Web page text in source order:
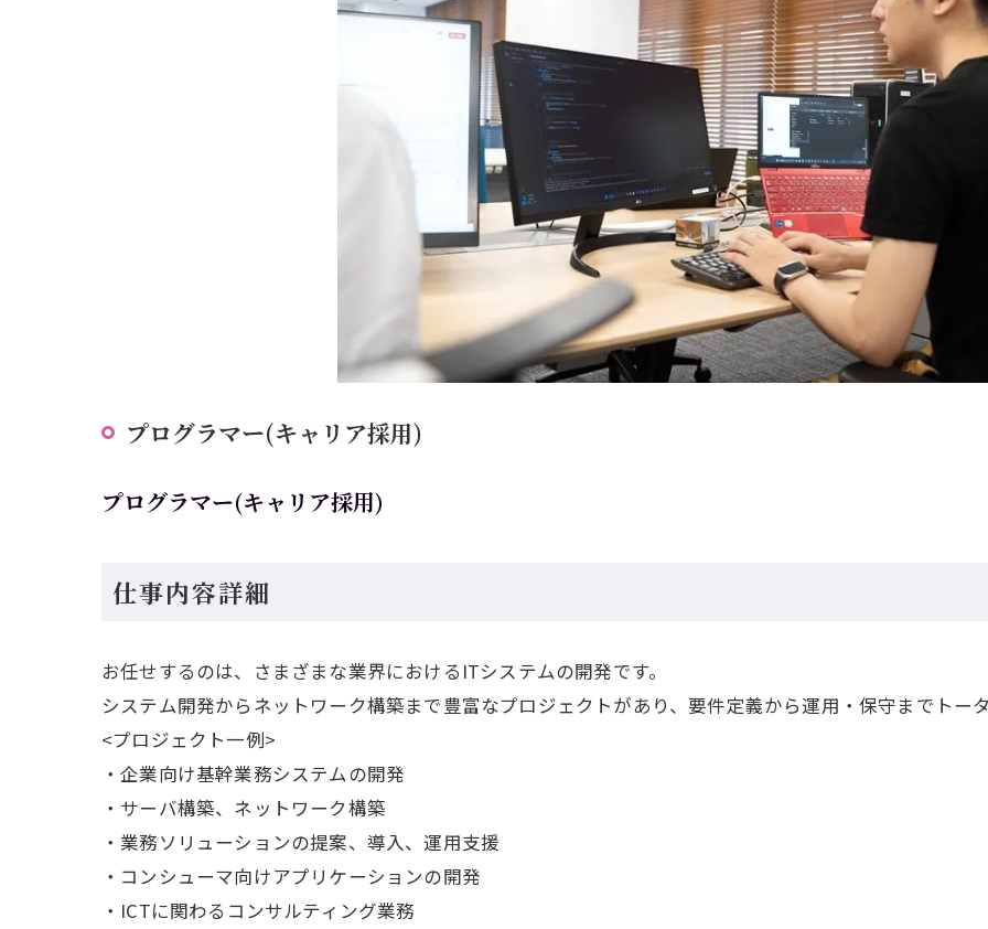
プログラマー(キャリア採用)
プログラマー(キャリア採用)
仕事内容詳細
お任せするのは、さまざまな業界におけるITシステムの開発です。
システム開発からネットワーク構築まで豊富なプロジェクトがあり、要件定義から運用・保守までトー
<プロジェクト一例>
・企業向け基幹業務システムの開発
・サーバ構築、ネットワーク構築
・業務ソリューションの提案、導入、運用支援
・コンシューマ向けアプリケーションの開発
・ICTに関わるコンサルティング業務